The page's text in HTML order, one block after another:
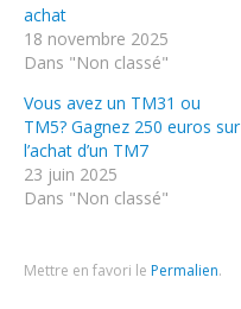
achat
18 novembre 2025
Dans "Non classé"
Vous avez un TM31 ou
TM5? Gagnez 250 euros sur
l’achat d’un TM7
23 juin 2025
Dans "Non classé"
Mettre en favori le Permalien.